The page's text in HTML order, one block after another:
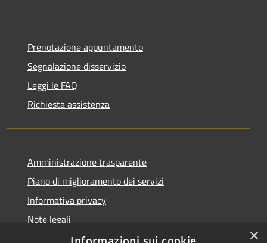
Prenotazione appuntamento
Segnalazione disservizio
Leggi le FAQ
Richiesta assistenza
Amministrazione trasparente
Piano di miglioramento dei servizi
Informativa privacy
Note legali
Dichiarazione di accessibilità
×